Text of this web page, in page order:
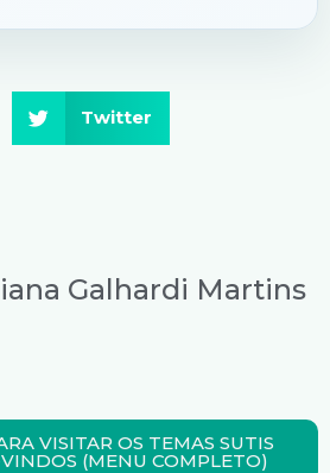
Twitter
Galhardi Martins
VISITAR OS TEMAS SUTIS
(MENU COMPLETO)